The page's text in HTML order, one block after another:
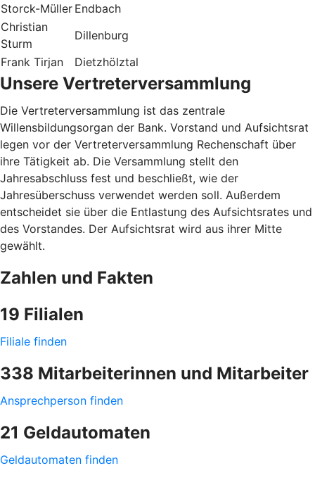
Storck-Müller Endbach
Christian
Sturm
Dillenburg
Frank Tirjan
Dietzhölztal
Unsere Vertreterversammlung
Die Vertreterversammlung ist das zentrale
Willensbildungsorgan der Bank. Vorstand und Aufsichtsrat
legen vor der Vertreterversammlung Rechenschaft über
ihre Tätigkeit ab. Die Versammlung stellt den
Jahresabschluss fest und beschließt, wie der
Jahresüberschuss verwendet werden soll. Außerdem
entscheidet sie über die Entlastung des Aufsichtsrates und
des Vorstandes. Der Aufsichtsrat wird aus ihrer Mitte
gewählt.
Zahlen und Fakten
19 Filialen
Filiale finden
338 Mitarbeiterinnen und Mitarbeiter
Ansprechperson finden
21 Geldautomaten
Geldautomaten finden